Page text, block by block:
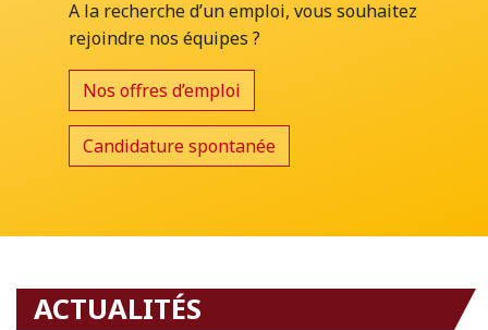
A la recherche d’un emploi, vous souhaitez
rejoindre nos équipes ?
Nos offres d’emploi
Candidature spontanée
ACTUALITÉS